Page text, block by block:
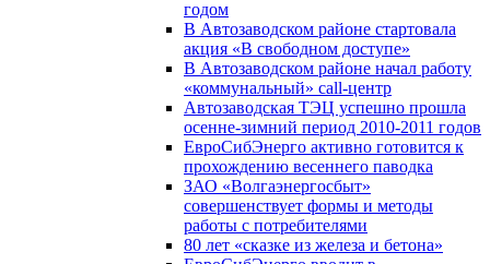
годом
В Автозаводском районе стартовала
акция «В свободном доступе»
В Автозаводском районе начал работу
«коммунальный» call-центр
Автозаводская ТЭЦ успешно прошла
осенне-зимний период 2010-2011 годов
ЕвроСибЭнерго активно готовится к
прохождению весеннего паводка
ЗАО «Волгаэнергосбыт»
совершенствует формы и методы
работы с потребителями
80 лет «сказке из железа и бетона»